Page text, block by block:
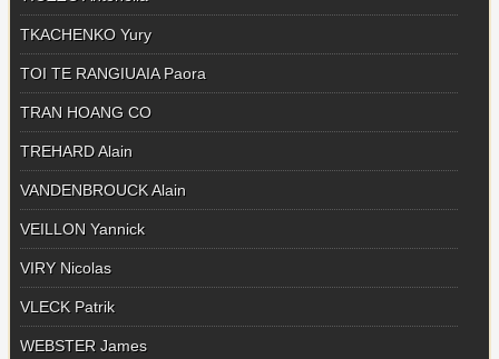
TKACHENKO Yury
TOI TE RANGIUAIA Paora
TRAN HOANG CO
TREHARD Alain
VANDENBROUCK Alain
VEILLON Yannick
VIRY Nicolas
VLECK Patrik
WEBSTER James